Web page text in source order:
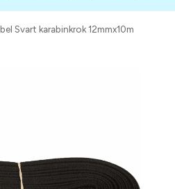
Svart karabinkrok 12mmx10m